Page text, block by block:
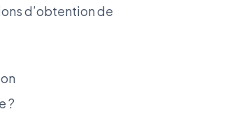
d’obtention de
?